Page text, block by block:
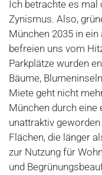
Ich betrachte es
Zynismus. Also,
München 2035 in
befreien uns vom
Parkplätze wurden
Bäume,
Miete geht nicht
München durch eine
unattraktiv
Flächen, die länger
zur Nutzung für
und